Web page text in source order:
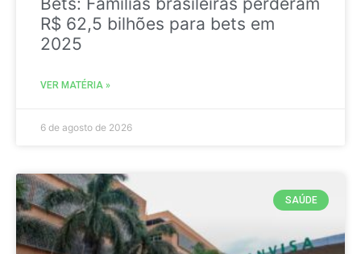
R$ 62,5 bilhões para bets em
2025
VER MATÉRIA »
6 de agosto de 2026
SAÚDE